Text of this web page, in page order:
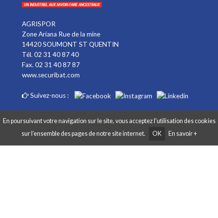
AGRISPOR
Zone Ariana Rue de la mine
14420 SOUMONT ST QUENTIN
Tél. 02 31 40 87 40
Fax. 02 31 40 87 87
www.securibat.com
Suivez-nous :
Copyright AGRISPOR 2018 © - Tous droits réservés - Site réalisé par Graphibox
En poursuivant votre navigation sur le site, vous acceptez l'utilisation des cookies
sur l’ensemble des pages de notre site internet.
OK En savoir +